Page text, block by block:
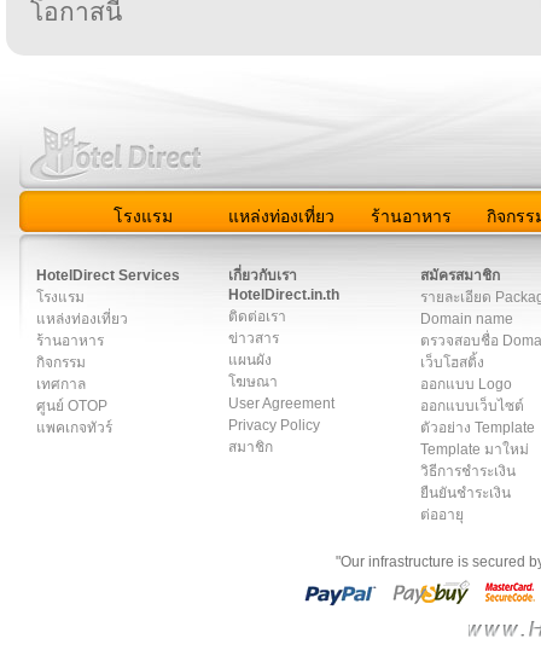
โอกาสนี้
โรงแรม แหล่งท่องเที่ยว ร้านอาหาร กิจกรร
HotelDirect Services
โรงแรม
แหล่งท่องเที่ยว
ร้านอาหาร
กิจกรรม
เทศกาล
ศูนย์ OTOP
แพคเกจทัวร์
เกี่ยวกับเรา
HotelDirect.in.th
ติดต่อเรา
ข่าวสาร
แผนผัง
โฆษณา
User Agreement
Privacy Policy
สมาชิก
สมัครสมาชิก
รายละเอียด
Domain name
ตรวจสอบชื่อ
เว็บโฮสติ้ง
ออกแบบ Logo
ออกแบบเว็บไซต์
ตัวอย่าง Template
Template มาใหม่
วิธีการชำระเงิน
ยืนยันชำระเงิน
ต่ออายุ
"Our infrastructure is secured